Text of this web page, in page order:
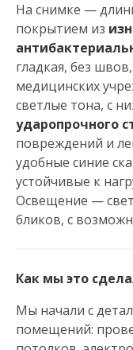
На снимке —
покрытием из
гладкая, без
медицинских
светлые тона, с
ударопрочного
повреждений и
удобные синие
устойчивые к
Освещение —
бликов, с
Как мы это
Мы начали с
помещений: